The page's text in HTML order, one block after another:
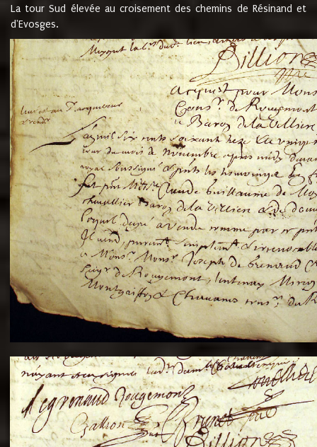
La tour Sud élevée au croisement des chemins de Résinand et
d'Evosges.